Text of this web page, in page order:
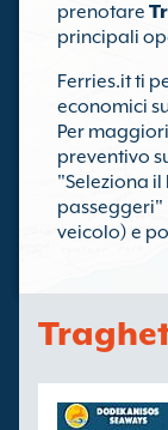
prenotare
principali
Ferries.it ti
economici
Per
preventivo
"Seleziona
passeggeri"
veicolo) e